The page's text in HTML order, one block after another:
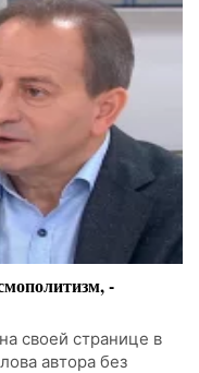
-
своей странице в
автора без